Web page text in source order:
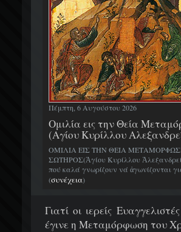
Πέμπτη, 6 Αυγούστου 2026
Ομιλία εις την Θεία
(Αγίου Κυρίλλου
ΟΜΙΛΙΑ ΕΙΣ ΤΗΝ ΘΕΙΑ
ΣΩΤΗΡΟΣ(Ἁγίου Κυρίλλου
πού καλά γνωρίζουν νά ἀγωνίζονται
(συνέχεια)
Γιατί οι ιερείς
έγινε η Μεταμόρφωση του